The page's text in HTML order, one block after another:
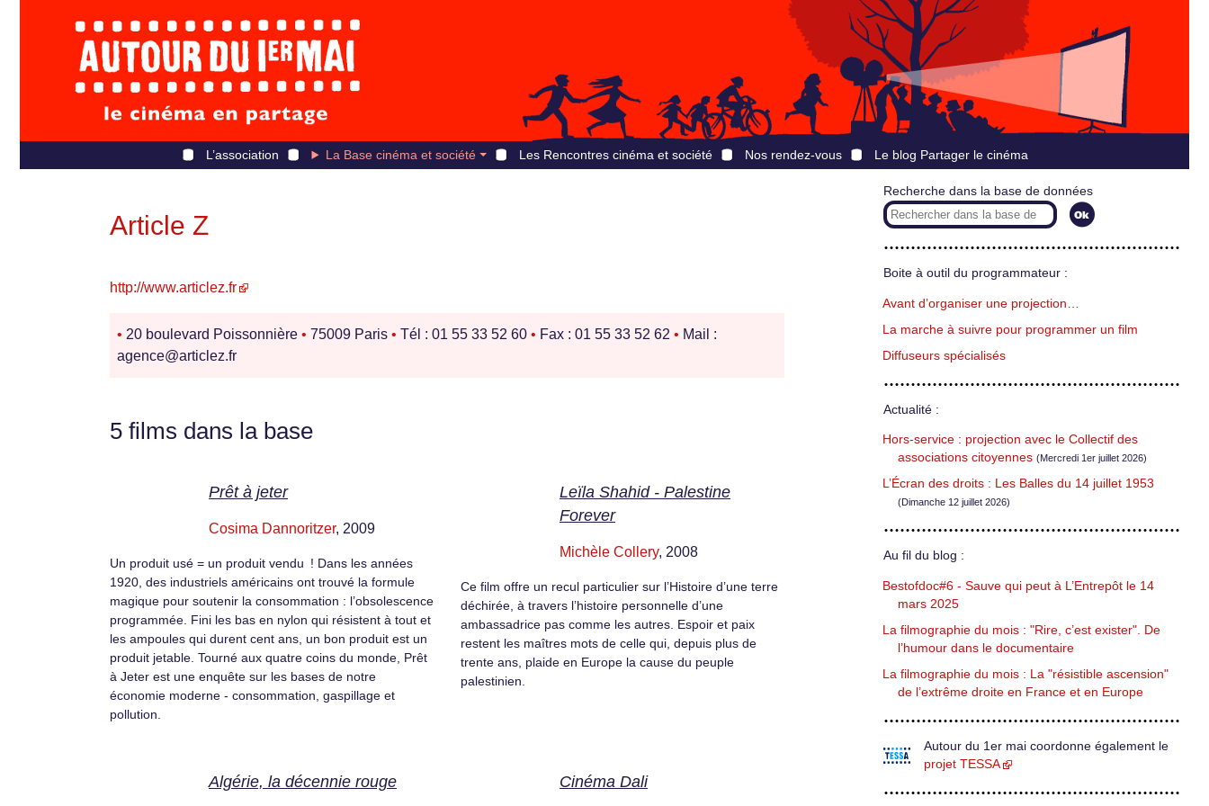
L’association La Base cinéma et société Les Rencontres cinéma et société Nos rendez-vous Le blog Partager le cinéma
Article Z
http://www.articlez.fr
• 20 boulevard Poissonnière • 75009 Paris • Tél : 01 55 33 52 60 • Fax : 01 55 33 52 62 • Mail :
agence@articlez.fr
5 films dans la base
Prêt à jeter
Cosima Dannoritzer, 2009
Un produit usé = un produit vendu ! Dans les années
1920, des industriels américains ont trouvé la formule
magique pour soutenir la consommation : l’obsolescence
programmée. Fini les bas en nylon qui résistent à tout et
les ampoules qui durent cent ans, un bon produit est un
produit jetable. Tourné aux quatre coins du monde, Prêt
à Jeter est une enquête sur les bases de notre
économie moderne - consommation, gaspillage et
pollution.
Leïla Shahid - Palestine
Forever
Michèle Collery, 2008
Ce film offre un recul particulier sur l’Histoire d’une terre
déchirée, à travers l’histoire personnelle d’une
ambassadrice pas comme les autres. Espoir et paix
restent les maîtres mots de celle qui, depuis plus de
trente ans, plaide en Europe la cause du peuple
palestinien.
Algérie, la décennie rouge Cinéma Dali
Recherche dans la base de données
Boite à outil du programmateur :
Avant d’organiser une projection…
La marche à suivre pour programmer un film
Diffuseurs spécialisés
Actualité :
Hors-service : projection avec le Collectif des
associations citoyennes (Mercredi 1er juillet 2026)
L’Écran des droits : Les Balles du 14 juillet 1953
(Dimanche 12 juillet 2026)
Au fil du blog :
Bestofdoc#6 - Sauve qui peut à L’Entrepôt le 14
mars 2025
La filmographie du mois : "Rire, c’est exister". De
l’humour dans le documentaire
La filmographie du mois : La "résistible ascension"
de l’extrême droite en France et en Europe
Autour du 1er mai coordonne également le
projet TESSA